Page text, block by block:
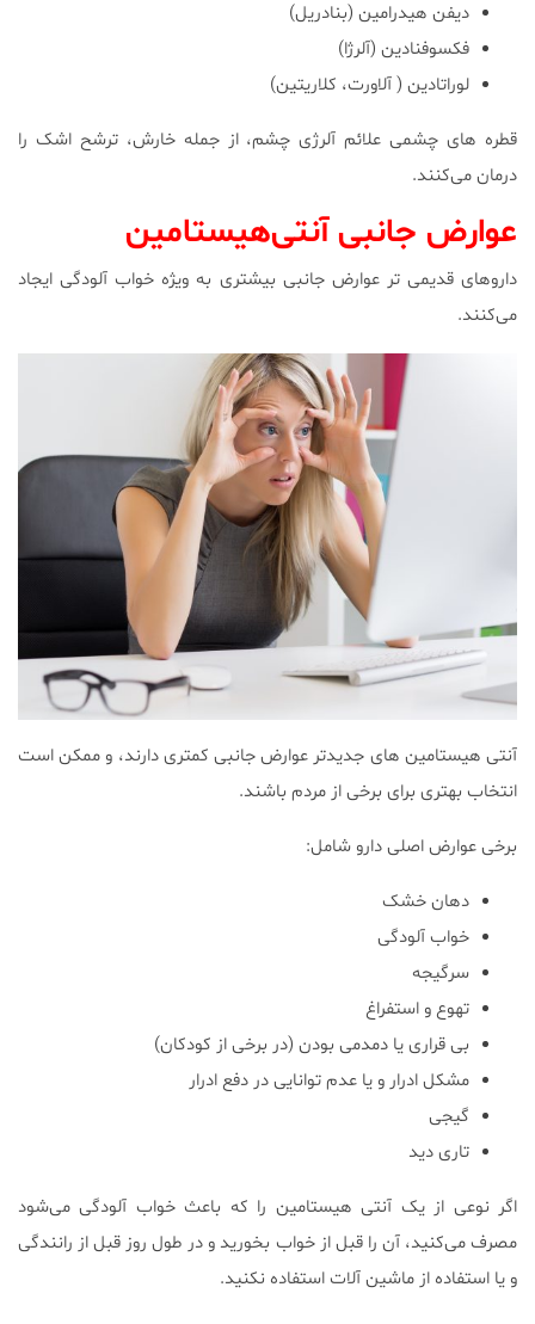
دیفن هیدرامین (بنادریل)
فکسوفنادین (آلرژا)
لوراتادین ( آلاورت، کلاریتین)
قطره های چشمی علائم آلرژی چشم، از جمله خارش، ترشح اشک را
درمان می‌کنند.
عوارض جانبی آنتی‌هیستامین
دارو‌های قدیمی تر عوارض جانبی بیشتری به ویژه خواب آلودگی ایجاد
می‌کنند.
آنتی هیستامین های جدیدتر عوارض جانبی کمتری دارند، و ممکن است
انتخاب بهتری برای برخی از مردم باشند.
برخی عوارض اصلی دارو شامل:
دهان خشک
خواب آلودگی
سرگیجه
تهوع و استفراغ
بی قراری یا دمدمی بودن (در برخی از کودکان)
مشکل ادرار و یا عدم توانایی در دفع ادرار
گیجی
تاری دید
اگر نوعی از یک آنتی هیستامین را که باعث خواب آلودگی می‌شود
مصرف می‌کنید، آن را قبل از خواب بخورید و در طول روز قبل از رانندگی
و یا استفاده از ماشین آلات استفاده نکنید.